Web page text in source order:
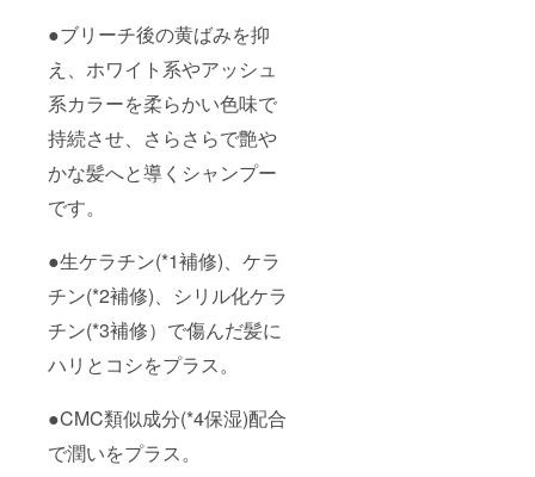
●ブリーチ後の黄ばみを抑
え、ホワイト系やアッシュ
系カラーを柔らかい色味で
持続させ、さらさらで艶や
かな髪へと導くシャンプー
です。
●生ケラチン(*1補修)、ケラ
チン(*2補修)、シリル化ケラ
チン(*3補修）で傷んだ髪に
ハリとコシをプラス。
●CMC類似成分(*4保湿)配合
で潤いをプラス。